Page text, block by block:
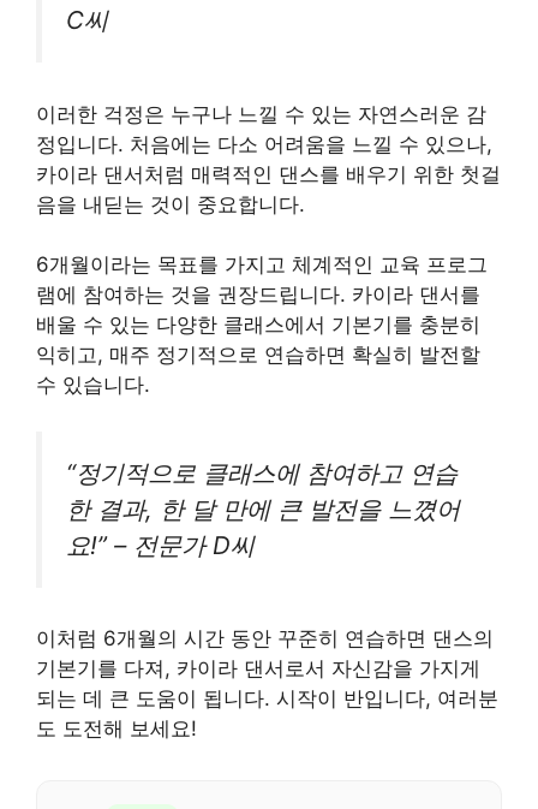
C씨
이러한 걱정은 누구나 느낄 수 있는 자연스러운 감
정입니다. 처음에는 다소 어려움을 느낄 수 있으나,
카이라 댄서처럼 매력적인 댄스를 배우기 위한 첫걸
음을 내딛는 것이 중요합니다.
6개월이라는 목표를 가지고 체계적인 교육 프로그
램에 참여하는 것을 권장드립니다. 카이라 댄서를
배울 수 있는 다양한 클래스에서 기본기를 충분히
익히고, 매주 정기적으로 연습하면 확실히 발전할
수 있습니다.
“정기적으로 클래스에 참여하고 연습
한 결과, 한 달 만에 큰 발전을 느꼈어
요!” – 전문가 D씨
이처럼 6개월의 시간 동안 꾸준히 연습하면 댄스의
기본기를 다져, 카이라 댄서로서 자신감을 가지게
되는 데 큰 도움이 됩니다. 시작이 반입니다, 여러분
도 도전해 보세요!